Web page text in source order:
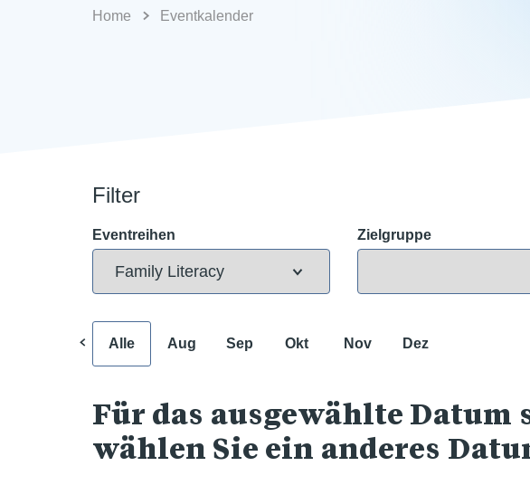
Home Eventkalender
Filter
Eventreihen Zielgruppe
Alle Aug Sep Okt Nov Dez
Für das ausgewählte
wählen Sie ein anderes